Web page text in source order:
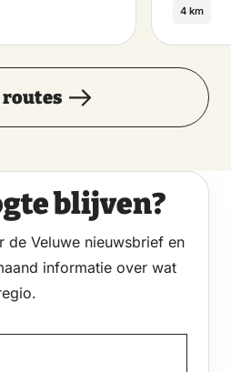
4 km
blijven?
de Veluwe nieuwsbrief en
informatie over wat